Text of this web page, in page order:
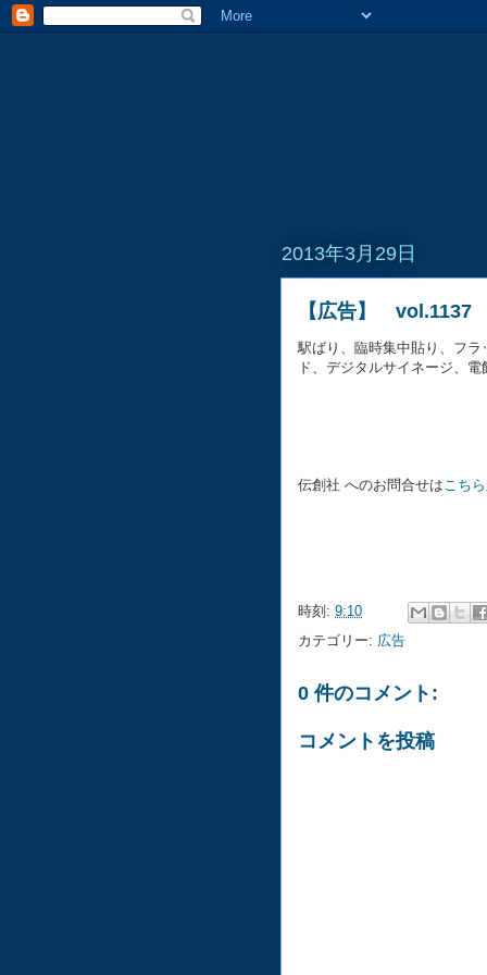
2013年3月29日
【広告】 vol.1137
駅ばり、臨時集中貼り、フ
ド、デジタルサイネージ、電
伝創社 へのお問合せはこちら
時刻: 9:10
カテゴリー: 広告
0 件のコメント:
コメントを投稿